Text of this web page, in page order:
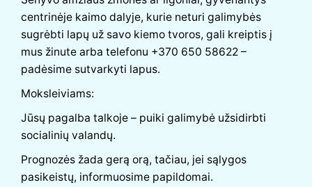
centrinėje kaimo dalyje, kurie neturi galimybės
sugrėbti lapų už savo kiemo tvoros, gali kreiptis į
mus žinute arba telefonu +370 650 58622 –
padėsime sutvarkyti lapus.
Moksleiviams:
Jūsų pagalba talkoje – puiki galimybė užsidirbti
socialinių valandų.
Prognozės žada gerą orą, tačiau, jei sąlygos
pasikeistų, informuosime papildomai.